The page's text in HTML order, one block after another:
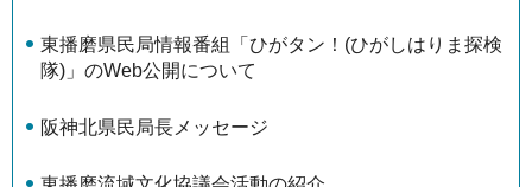
東播磨県民局情報番組「ひがタン！(ひがしはりま探検
隊)」のWeb公開について
阪神北県民局長メッセージ